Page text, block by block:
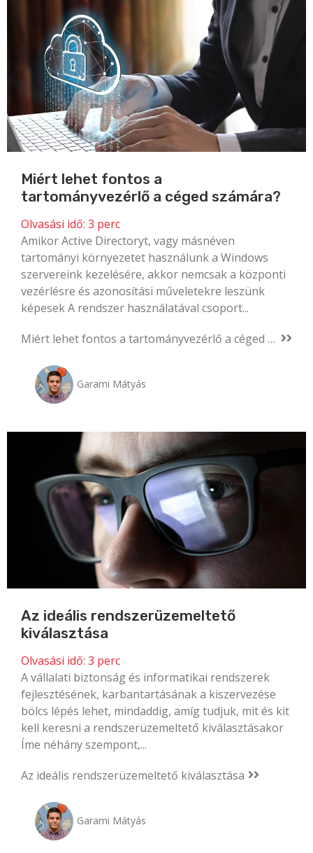
Miért lehet fontos a
tartományvezérlő a céged számára?
Olvasási idő: 3 perc
Amikor Active Directoryt, vagy másnéven
tartományi környezetet használunk a Windows
szervereink kezelésére, akkor nemcsak a központi
vezérlésre és azonosítási műveletekre leszünk
képesek A rendszer használatával csoport...
Miért lehet fontos a tartományvezérlő a céged számára?
Garami Mátyás
Az ideális rendszerüzemeltető
kiválasztása
Olvasási idő: 3 perc
A vállalati biztonság és informatikai rendszerek
fejlesztésének, karbantartásának a kiszervezése
bölcs lépés lehet, mindaddig, amíg tudjuk, mit és kit
kell keresni a rendszerüzemeltető kiválasztásakor
Íme néhány szempont,...
Az ideális rendszerüzemeltető kiválasztása
Garami Mátyás